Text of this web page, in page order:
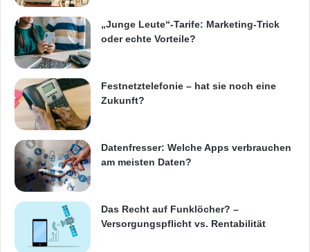
„Junge Leute“-Tarife: Marketing-Trick
oder echte Vorteile?
Festnetztelefonie – hat sie noch eine
Zukunft?
Datenfresser: Welche Apps verbrauchen
am meisten Daten?
Das Recht auf Funklöcher? –
Versorgungspflicht vs. Rentabilität